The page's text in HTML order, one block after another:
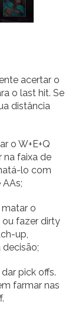
acertar o
o last hit. Se
distância
o W+E+Q
na faixa de
lo com
o
ou fazer dirty
up,
pick offs.
farmar nas